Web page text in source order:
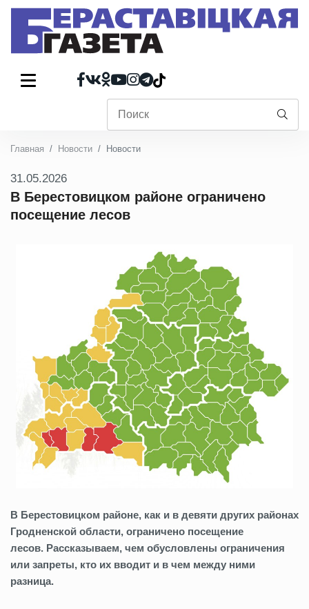
Главная Новости Новости
31.05.2026
В Берестовицком районе ограничено
посещение лесов
В Берестовицком районе, как и в девяти других районах
Гродненской области, ограничено посещение
лесов. Рассказываем, чем обусловлены ограничения
или запреты, кто их вводит и в чем между ними
разница.